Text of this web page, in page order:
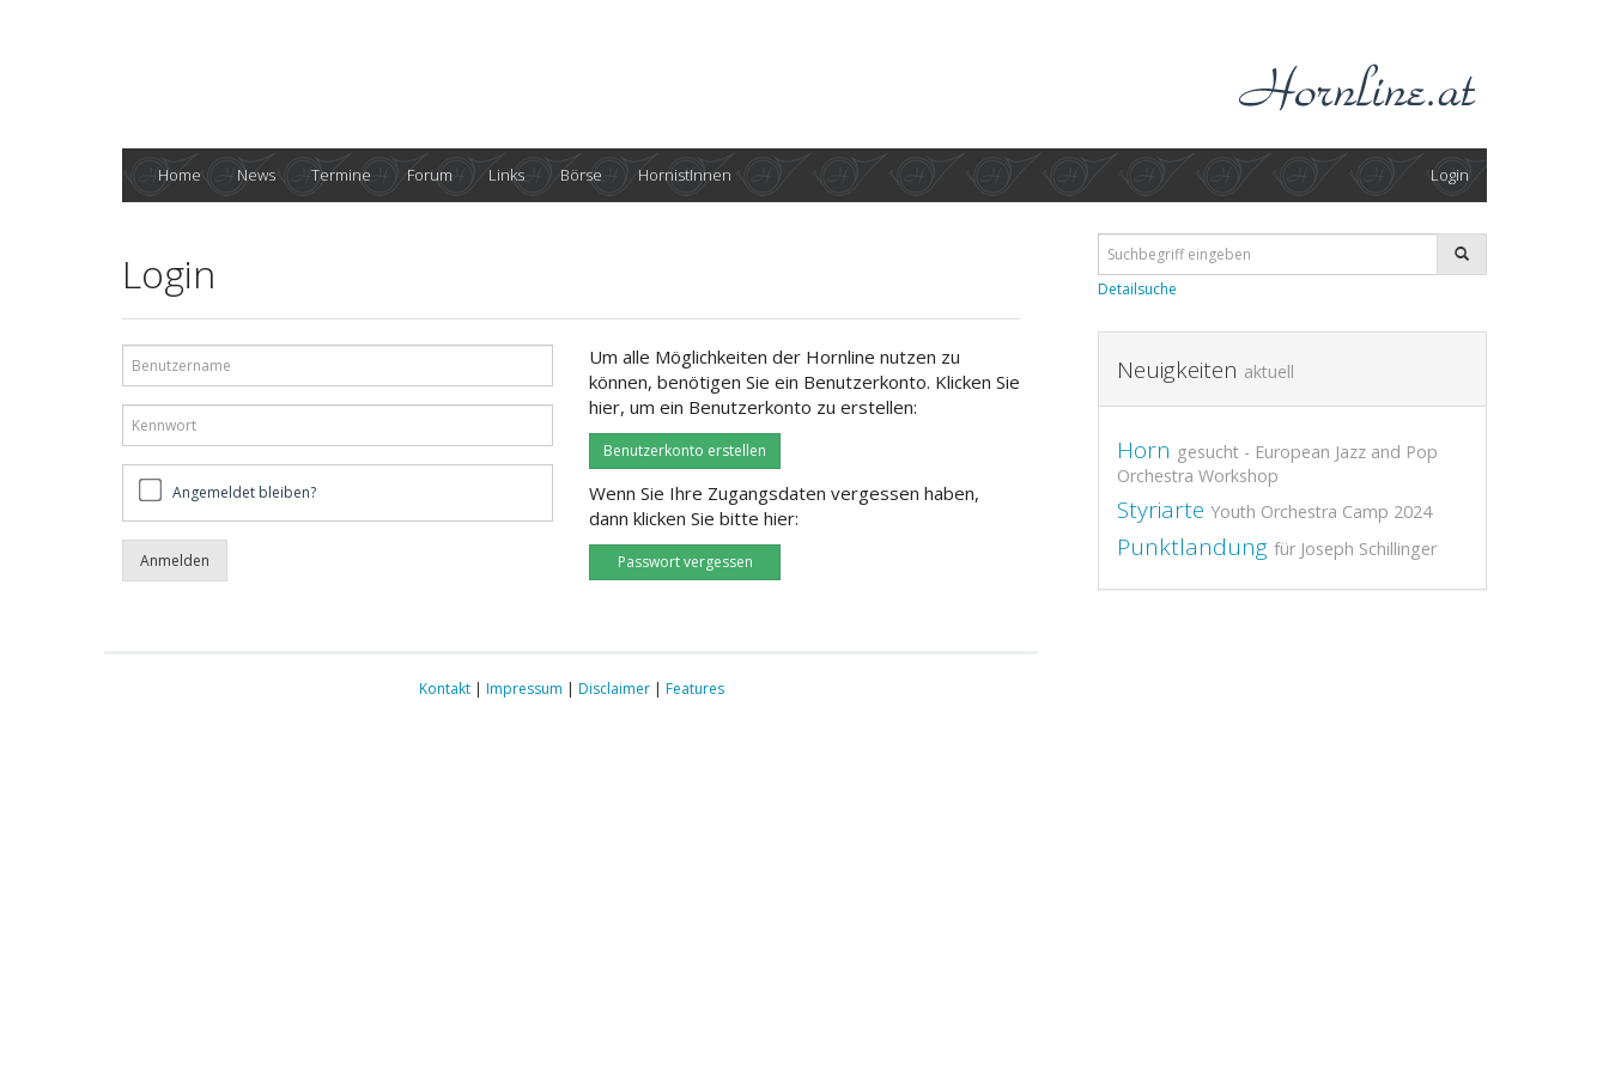
Home News Termine Forum Links Börse HornistInnen Login
Login
bleiben?Angemeldet bleiben?
Um alle Möglichkeiten der Hornline nutzen zu
können, benötigen Sie ein Benutzerkonto. Klicken Sie
hier, um ein Benutzerkonto zu erstellen:
Benutzerkonto erstellen
Wenn Sie Ihre Zugangsdaten vergessen haben,
dann klicken Sie bitte hier:
Passwort vergessen
Detailsuche
Neuigkeiten aktuell
Horn gesucht - European Jazz and Pop
Orchestra Workshop
Styriarte Youth Orchestra Camp 2024
Punktlandung für Joseph Schillinger
Kontakt| Impressum | Disclaimer| Features